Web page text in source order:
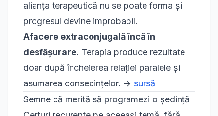
alianța terapeutică nu se poate forma și
progresul devine improbabil.
Afacere extraconjugală încă în
desfășurare. Terapia produce rezultate
doar după încheierea relației paralele și
asumarea consecințelor. -> sursă
Semne că merită să programezi o ședință